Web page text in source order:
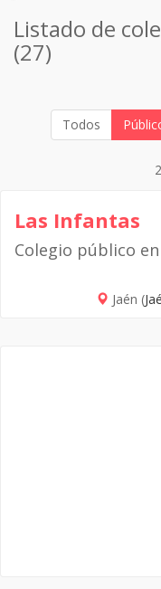
Listado de
(27)
Todos
Las Infantas
Colegio público en
Jaén (